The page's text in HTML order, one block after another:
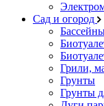
Сад и огород
Грили,
Грунты
Грунты